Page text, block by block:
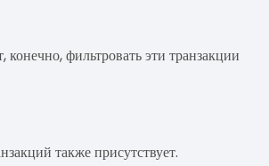
фильтровать эти транзакции
также присутствует.